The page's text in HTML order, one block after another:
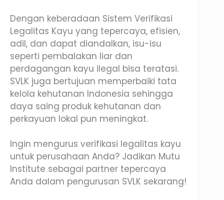
Dengan keberadaan Sistem Verifikasi
Legalitas Kayu yang tepercaya, efisien,
adil, dan dapat diandalkan, isu-isu
seperti pembalakan liar dan
perdagangan kayu ilegal bisa teratasi.
SVLK juga bertujuan memperbaiki tata
kelola kehutanan Indonesia sehingga
daya saing produk kehutanan dan
perkayuan lokal pun meningkat.
Ingin mengurus verifikasi legalitas kayu
untuk perusahaan Anda? Jadikan Mutu
Institute sebagai partner tepercaya
Anda dalam pengurusan SVLK sekarang!